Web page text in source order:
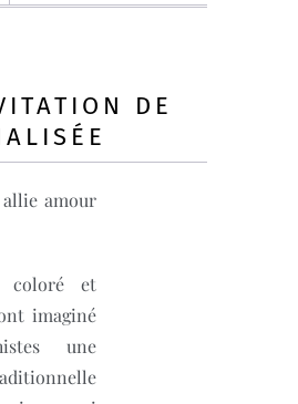
DE
amour
coloré et
imaginé
une